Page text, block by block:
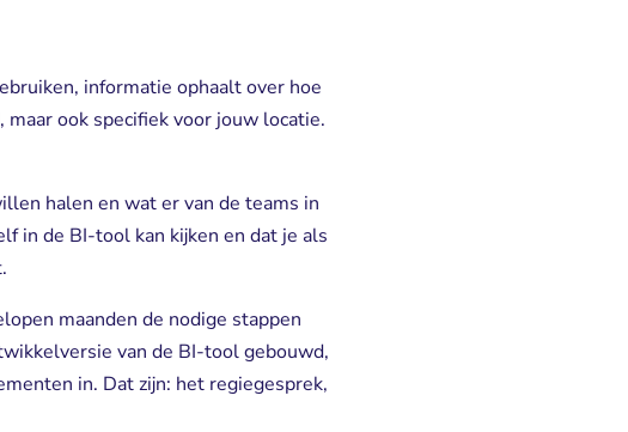
informatie ophaalt over hoe
ook specifiek voor jouw locatie.
halen en wat er van de teams in
in de BI-tool kan kijken en dat je als
maanden de nodige stappen
van de BI-tool gebouwd,
in. Dat zijn: het regiegesprek,